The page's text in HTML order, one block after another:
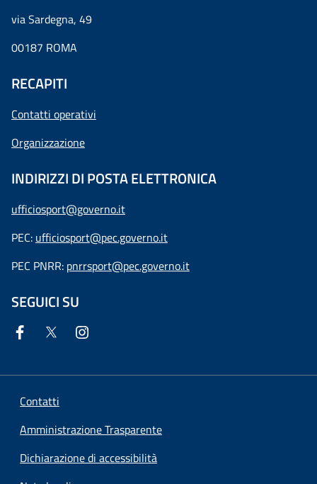
via Sardegna, 49
00187 ROMA
RECAPITI
Contatti operativi
Organizzazione
INDIRIZZI DI POSTA ELETTRONICA
ufficiosport@governo.it
PEC: ufficiosport@pec.governo.it
PEC PNRR: pnrrsport@pec.governo.it
SEGUICI SU
Contatti
Amministrazione Trasparente
Dichiarazione di accessibilità